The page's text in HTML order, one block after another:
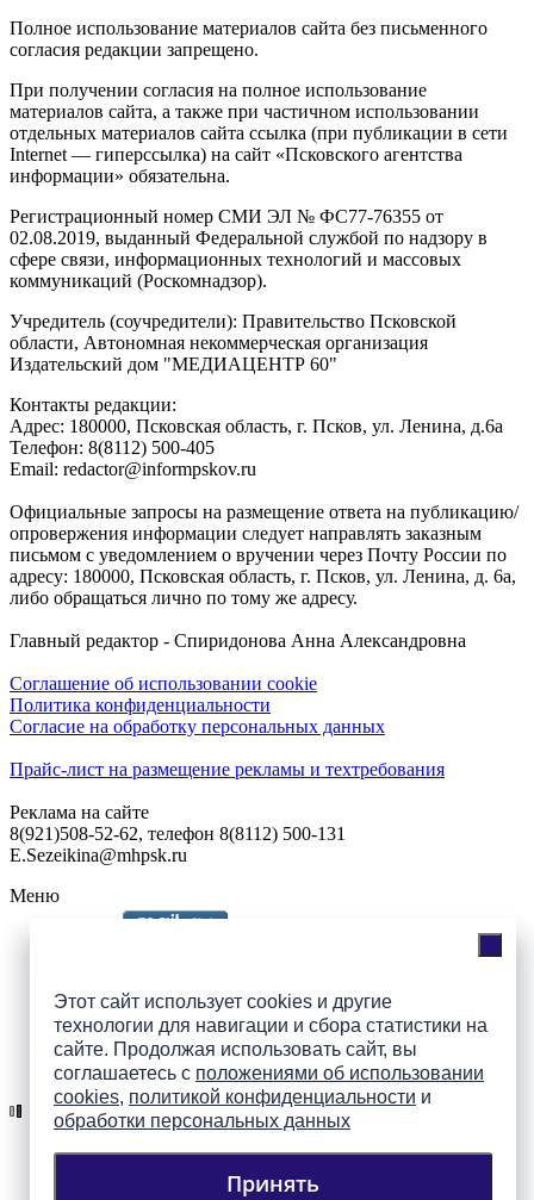
Этот сайт использует cookies и другие
технологии для навигации и сбора статистики на
сайте. Продолжая использовать сайт, вы
соглашаетесь с положениями об использовании
cookies, политикой конфиденциальности и
обработки персональных данных
Принять
Полное использование материалов сайта без письменного
согласия редакции запрещено.
При получении согласия на полное использование
материалов сайта, а также при частичном использовании
отдельных материалов сайта ссылка (при публикации в сети
Internet — гиперссылка) на сайт «Псковского агентства
информации» обязательна.
Регистрационный номер СМИ ЭЛ № ФС77-76355 от
02.08.2019, выданный Федеральной службой по надзору в
сфере связи, информационных технологий и массовых
коммуникаций (Роскомнадзор).
Учредитель (соучредители): Правительство Псковской
области, Автономная некоммерческая организация
Издательский дом "МЕДИАЦЕНТР 60"
Контакты редакции:
Адреc: 180000, Псковская область, г. Псков, ул. Ленина, д.6а
Телефон: 8(8112) 500-405
Email: redactor@informpskov.ru
Официальные запросы на размещение ответа на публикацию/
опровержения информации следует направлять заказным
письмом с уведомлением о вручении через Почту России по
адресу: 180000, Псковская область, г. Псков, ул. Ленина, д. 6а,
либо обращаться лично по тому же адресу.
Главный редактор - Спиридонова Анна Александровна
Соглашение об использовании cookie
Политика конфиденциальности
Согласие на обработку персональных данных
Прайс-лист на размещение рекламы и техтребования
Реклама на сайте
8(921)508-52-62, телефон 8(8112) 500-131
E.Sezeikina@mhpsk.ru
Меню
Подпишись на группы
ПАИ в соцсетях!